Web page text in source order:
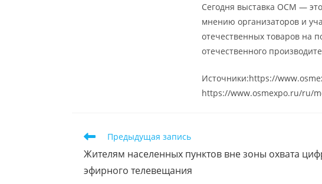
Сегодня выставка ОСМ —
мнению организаторов и
отечественных товаров на
отечественного
Источники:https://
https://www.osmexpo.ru/ru/
Предыдущая запись
Жителям населенных пунктов вне зоны охвата
эфирного телевещания